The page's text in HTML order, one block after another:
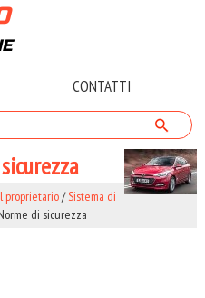
CONTATTI
proprietario/Sistema di
di sicurezza